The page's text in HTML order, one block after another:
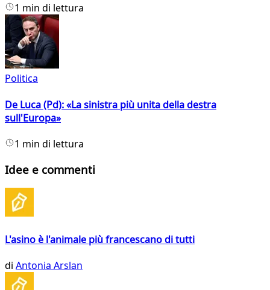
1 min di lettura
Politica
De Luca (Pd): «La sinistra più unita della destra
sull'Europa»
1 min di lettura
Idee e commenti
L'asino è l'animale più francescano di tutti
di Antonia Arslan